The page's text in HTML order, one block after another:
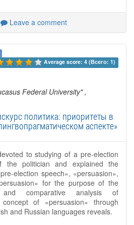
Leave a comment
Average score: 4 (Всего: 1)
Federal University" ,
политика: приоритеты в
аспекте»
to studying of a pre-election
the politician and explained the
election speech», «persuasion»,
for the purpose of the
and comparative analysis of
of «persuasion» through
and Russian languages reveals.